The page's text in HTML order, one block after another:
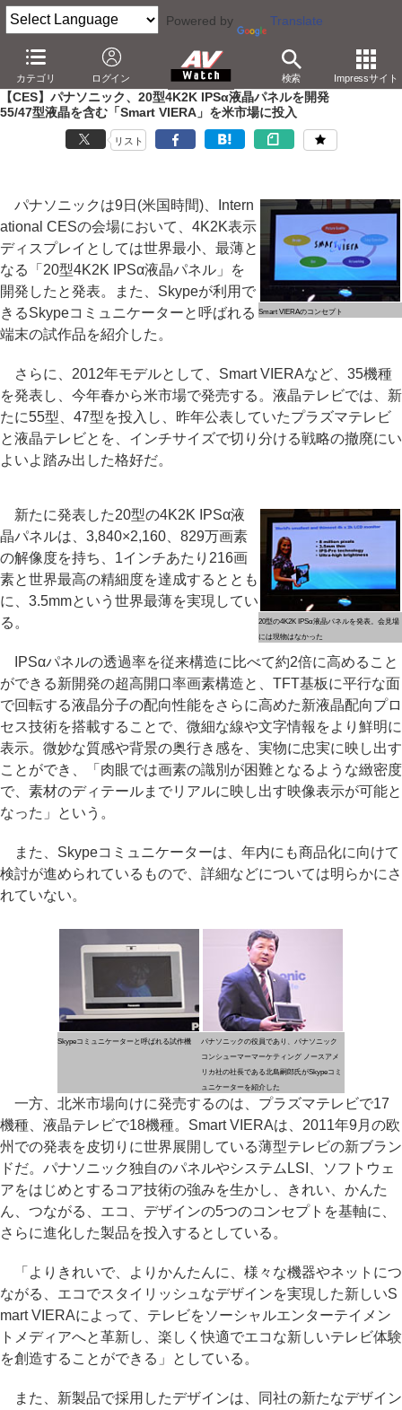
Powered by Translate
カテゴリ ログイン 検索 Impressサイト
AV Watch イベント
2012
【CES】パナソニック、20型4K2K IPSα液晶パネルを開発
55/47型液晶を含む「Smart VIERA」を米市場に投入
リスト
Smart VIERAのコンセプト
パナソニックは9日(米国時間)、Intern
ational CESの会場において、4K2K表示
ディスプレイとしては世界最小、最薄と
なる「20型4K2K IPSα液晶パネル」を
開発したと発表。また、Skypeが利用で
きるSkypeコミュニケーターと呼ばれる
端末の試作品を紹介した。
さらに、2012年モデルとして、Smart VIERAなど、35機種
を発表し、今年春から米市場で発売する。液晶テレビでは、新
たに55型、47型を投入し、昨年公表していたプラズマテレビ
と液晶テレビとを、インチサイズで切り分ける戦略の撤廃にい
よいよ踏み出した格好だ。
20型の4K2K IPSα液晶パネルを発表。会見場
には現物はなかった
新たに発表した20型の4K2K IPSα液
晶パネルは、3,840×2,160、829万画素
の解像度を持ち、1インチあたり216画
素と世界最高の精細度を達成するととも
に、3.5mmという世界最薄を実現してい
る。
IPSαパネルの透過率を従来構造に比べて約2倍に高めること
ができる新開発の超高開口率画素構造と、TFT基板に平行な面
で回転する液晶分子の配向性能をさらに高めた新液晶配向プロ
セス技術を搭載することで、微細な線や文字情報をより鮮明に
表示。微妙な質感や背景の奥行き感を、実物に忠実に映し出す
ことができ、「肉眼では画素の識別が困難となるような緻密度
で、素材のディテールまでリアルに映し出す映像表示が可能と
なった」という。
また、Skypeコミュニケーターは、年内にも商品化に向けて
検討が進められているもので、詳細などについては明らかにさ
れていない。
Skypeコミュニケーターと呼ばれる試作機
パナソニックの役員であり、パナソニック
コンシューマーマーケティング ノースアメ
リカ社の社長である北島嗣郎氏がSkypeコミ
ュニケーターを紹介した
一方、北米市場向けに発売するのは、プラズマテレビで17
機種、液晶テレビで18機種。Smart VIERAは、2011年9月の欧
州での発表を皮切りに世界展開している薄型テレビの新ブラン
ドだ。パナソニック独自のパネルやシステムLSI、ソフトウェ
アをはじめとするコア技術の強みを生かし、きれい、かんた
ん、つながる、エコ、デザインの5つのコンセプトを基軸に、
さらに進化した製品を投入するとしている。
「よりきれいで、よりかんたんに、様々な機器やネットにつ
ながる、エコでスタイリッシュなデザインを実現した新しいS
mart VIERAによって、テレビをソーシャルエンターテイメン
トメディアへと革新し、楽しく快適でエコな新しいテレビ体験
を創造することができる」としている。
また、新製品で採用したデザインは、同社の新たなデザイン